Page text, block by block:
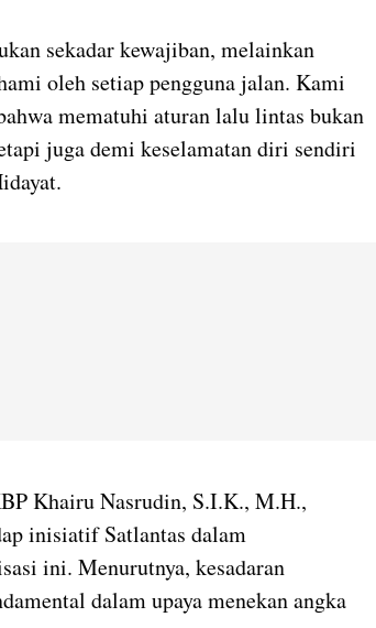
sekadar kewajiban, melainkan
oleh setiap pengguna jalan. Kami
mematuhi aturan lalu lintas bukan
juga demi keselamatan diri sendiri
Khairu Nasrudin, S.I.K., M.H.,
inisiatif Satlantas dalam
ini. Menurutnya, kesadaran
dalam upaya menekan angka